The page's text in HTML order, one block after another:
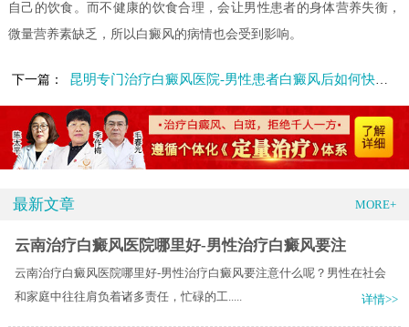
自己的饮食。而不健康的饮食合理，会让男性患者的身体营养失衡，
微量营养素缺乏，所以白癜风的病情也会受到影响。
下一篇： 昆明专门治疗白癜风医院-男性患者白癜风后如何快速治疗呢
最新文章 MORE+
云南治疗白癜风医院哪里好-男性治疗白癜风要注
云南治疗白癜风医院哪里好-男性治疗白癜风要注意什么呢？男性在社会
和家庭中往往肩负着诸多责任，忙碌的工.....
详情>>